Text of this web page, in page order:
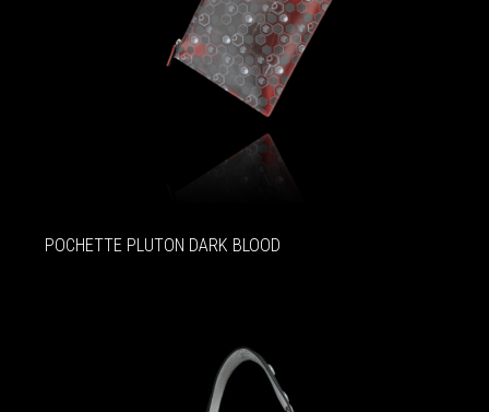
POCHETTE PLUTON DARK BLOOD